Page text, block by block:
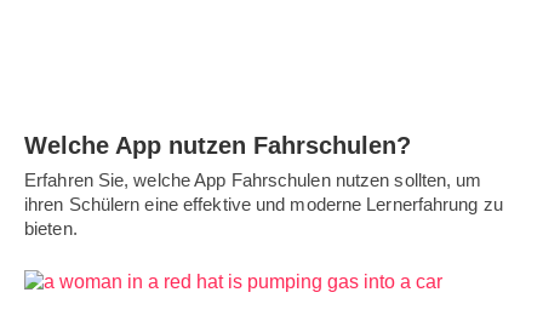
Welche App nutzen Fahrschulen?
Erfahren Sie, welche App Fahrschulen nutzen sollten, um
ihren Schülern eine effektive und moderne Lernerfahrung zu
bieten.